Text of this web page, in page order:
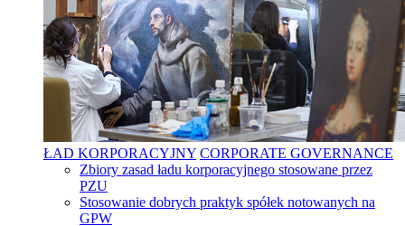
ŁAD KORPORACYJNY CORPORATE GOVERNANCE
Zbiory zasad ładu korporacyjnego stosowane przez
PZU
Stosowanie dobrych praktyk spółek notowanych na
GPW